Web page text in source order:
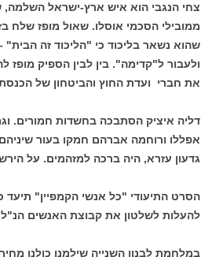
צחי הנגבי הוא איש ארץ-ישראל השלמה,
ממובילי הסכמי אוסלו. שאול מופז שלח
שהוא נשאר בליכוד כי "הליכוד זה
ולעבור ל"קדימה". בין לבין הספיק מופז
את חברי ועדת החוץ והביטחון של
דליה איציק הסתבכה בחשדות חמורים.
אפללו ורוחמה אברהם חמקו בעור
גדעון עזרא, היה ברכה למזהמים. על
הסרט התיעודי "כל אנשי הקמפיין" תיעד
להעלות לשלטון את קבוצת האנשים
במלחמת לבנון השנייה שילמנו כולנו